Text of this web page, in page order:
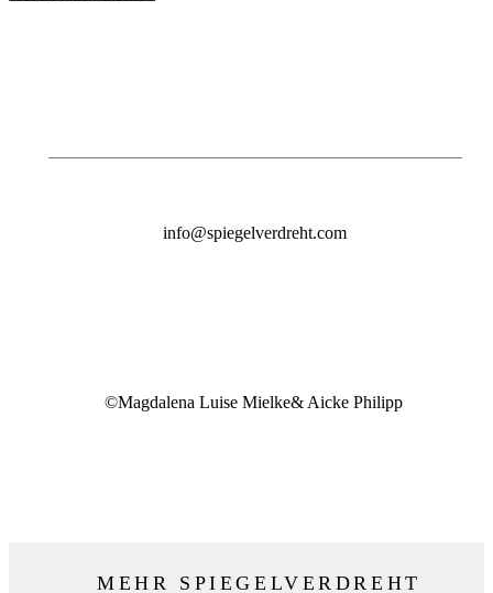
info@spiegelverdreht.com
©Magdalena Luise Mielke& Aicke Philipp
MEHR SPIEGELVERDREHT